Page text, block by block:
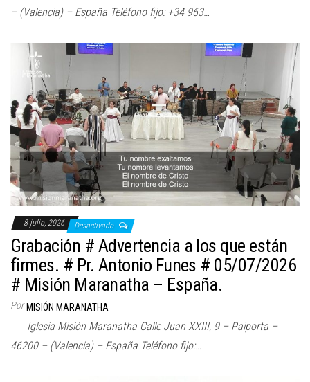
– (Valencia) – España Teléfono fijo: +34 963…
8 julio, 2026 Desactivado
Grabación # Advertencia a los que están
firmes. # Pr. Antonio Funes # 05/07/2026
# Misión Maranatha – España.
Por MISIÓN MARANATHA
Iglesia Misión Maranatha Calle Juan XXIII, 9 – Paiporta –
46200 – (Valencia) – España Teléfono fijo:…